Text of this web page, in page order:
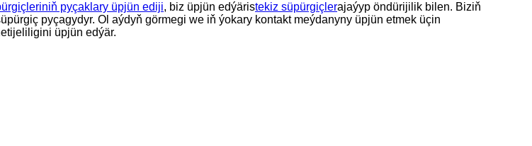
pyçaklary üpjün ediji, biz üpjün edýäristekiz süpürgiçlerajaýyp öndürijilik bilen. Biziň
pyçagydyr. Ol aýdyň görmegi we iň ýokary kontakt meýdanyny üpjün etmek üçin
üpjün edýär.